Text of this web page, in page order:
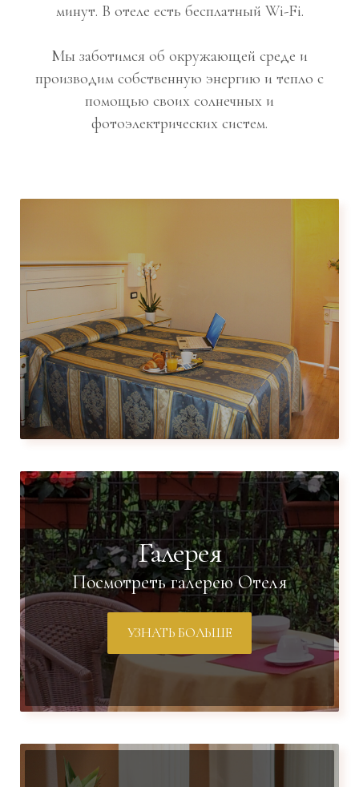
минут. В отеле есть бесплатный Wi-Fi.
Мы заботимся об окружающей среде и
производим собственную энергию и тепло с
помощью своих солнечных и
фотоэлектрических систем.
Галерея
Посмотреть галерею Отеля
УЗНАТЬ БОЛЬШЕ